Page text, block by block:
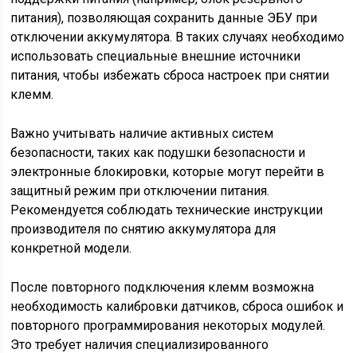
питания), позволяющая сохранить данные ЭБУ при
отключении аккумулятора. В таких случаях необходимо
использовать специальные внешние источники
питания, чтобы избежать сброса настроек при снятии
клемм.
Важно учитывать наличие активных систем
безопасности, таких как подушки безопасности и
электронные блокировки, которые могут перейти в
защитный режим при отключении питания.
Рекомендуется соблюдать технические инструкции
производителя по снятию аккумулятора для
конкретной модели.
После повторного подключения клемм возможна
необходимость калибровки датчиков, сброса ошибок и
повторного программирования некоторых модулей.
Это требует наличия специализированного